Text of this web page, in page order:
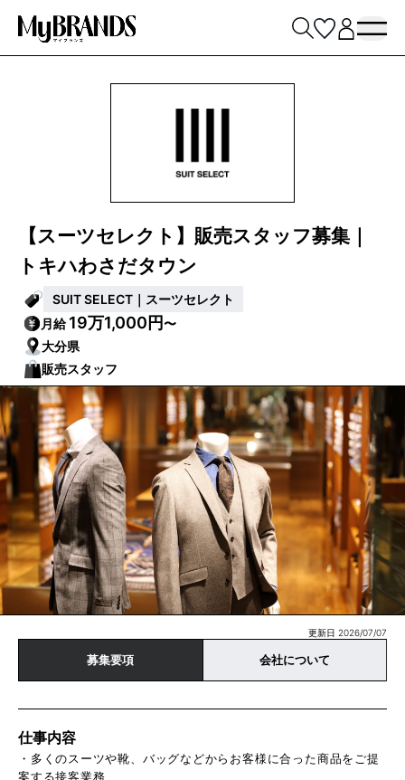
【スーツセレクト】販売スタッフ募集｜
トキハわさだタウン
SUIT SELECT｜スーツセレクト
月給19万1,000円〜
大分県
販売スタッフ
更新日 2026/07/07
募集要項 会社について
仕事内容
・多くのスーツや靴、バッグなどからお客様に合った商品をご提
案する接客業務